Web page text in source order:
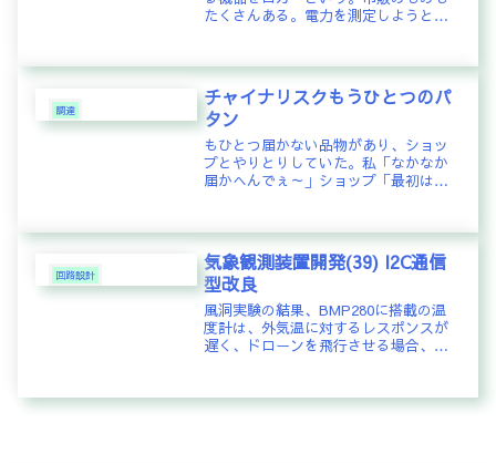
たくさんある。電力を測定しようとす
置がある。しかし、私は、電圧、電流
の詳細な変化を記録したいと思って
い...
調達
チャイナリスクもうひとつのパ
タン
もひとつ届かない品物があり、ショッ
プとやりとりしていた。私「なかなか
届かへんでぇ～」ショップ「最初は香
うので、ちょっと時間がかかると思う
けど、スイスポストで9/15に送った...
回路設計
気象観測装置開発(39) I2C通信
型改良
風洞実験の結果、BMP280に搭載の温
度計は、外気温に対するレスポンスが
遅く、ドローンを飛行させる場合、移
ため、レスポンス良く気温を測定する